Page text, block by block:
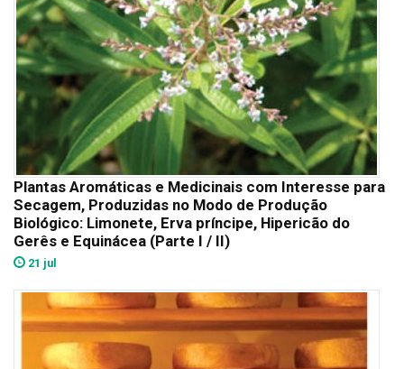
Plantas Aromáticas e Medicinais com Interesse para
Secagem, Produzidas no Modo de Produção
Biológico: Limonete, Erva príncipe, Hipericão do
Gerês e Equinácea (Parte I / II)
21 jul